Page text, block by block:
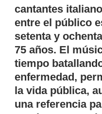
cantantes
entre el público
setenta y
75 años. El
tiempo
enfermedad,
la vida pública,
una referencia